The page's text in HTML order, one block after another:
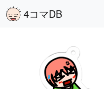
4コマDB